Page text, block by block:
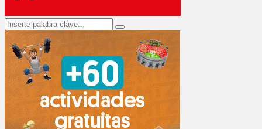
Search
for:
Search